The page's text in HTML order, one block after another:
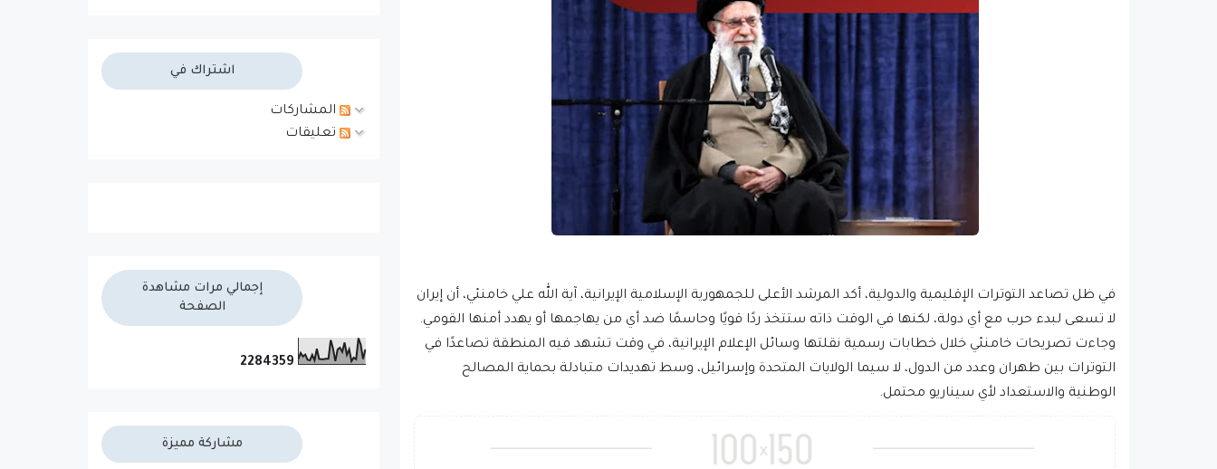
في ظل تصاعد التوترات الإقليمية والدولية، أكد المرشد الأعلى للجمهورية الإسلامية الإيرانية، آية الله علي خامنئي، أن إيران
لا تسعى لبدء حرب مع أي دولة، لكنها في الوقت ذاته ستتخذ ردًا قويًا وحاسمًا ضد أي من يهاجمها أو يهدد أمنها القومي.
وجاءت تصريحات خامنئي خلال خطابات رسمية نقلتها وسائل الإعلام الإيرانية، في وقت تشهد فيه المنطقة تصاعدًا في
التوترات بين طهران وعدد من الدول، لا سيما الولايات المتحدة وإسرائيل، وسط تهديدات متبادلة بحماية المصالح
الوطنية والاستعداد لأي سيناريو محتمل.
اشتراك في
المشاركات
تعليقات
إجمالي مرات مشاهدة
الصفحة
2284359
مشاركة مميزة